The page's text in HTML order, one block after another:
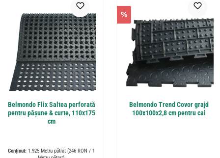
Belmondo Flix Saltea perforată
pentru pășune & curte, 110x175
cm
Conținut: 1.925 Metru pătrat (246 RON / 1
%
Belmondo Trend Covor grajd
100x100x2,8 cm pentru cai